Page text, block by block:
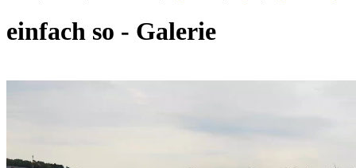
einfach so - Galerie